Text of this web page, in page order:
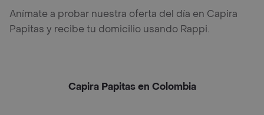
Anímate a probar nuestra oferta del día en Capira
Papitas y recibe tu domicilio usando Rappi.
Capira Papitas en Colombia